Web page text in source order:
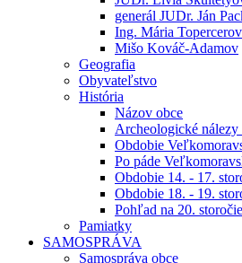
generál JUDr. Ján
Ing. Mária
Mišo Kováč-Adamov
Geografia
Obyvateľstvo
História
Názov obce
Archeologické nálezy
Obdobie
Po páde
Obdobie 14. - 17.
Obdobie 18. - 19.
Pohľad na 20. storočie
Pamiatky
SAMOSPRÁVA
Samospráva obce